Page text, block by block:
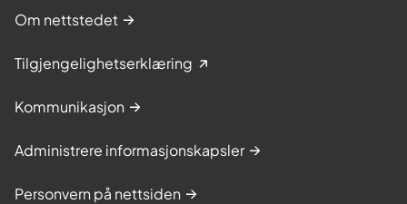
Om nettstedet
Tilgjengelighetserklæring
Kommunikasjon
Administrere informasjonskapsler
Personvern på nettsiden